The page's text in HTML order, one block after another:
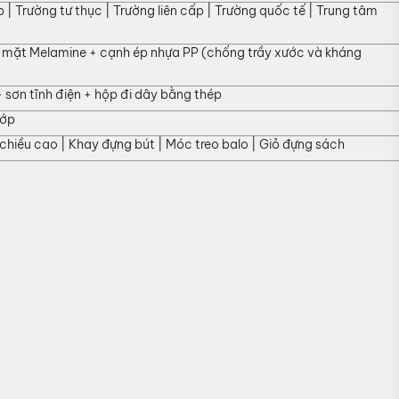
| Trường tư thục | Trường liên cấp | Trường quốc tế | Trung tâm
mặt Melamine + cạnh ép nhựa PP (chống trầy xước và kháng
sơn tĩnh điện + hộp đi dây bằng thép
cao | Khay đựng bút | Móc treo balo | Giỏ đựng sách
vỡ…).
còn nguyên chứng từ mua hàng do MyChair cung
còn sản phẩm thay thế, khách hàng không chọn
kiểm tra hàng không có bất kỳ lỗi sản phẩm nào
phố Đà Nẵng
đến Chủ Nhật)